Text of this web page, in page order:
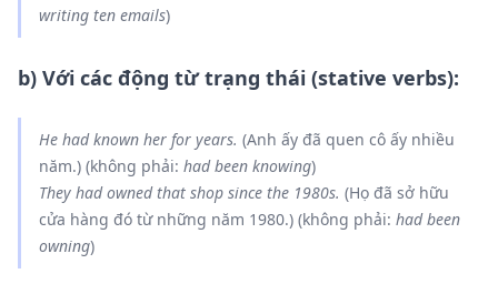
writing ten emails)
b) Với các động từ trạng thái (stative verbs):
He had known her for years. (Anh ấy đã quen cô ấy nhiều
năm.) (không phải: had been knowing)
They had ownedthat shop since the 1980s. (Họ đã sở hữu
cửa hàng đó từ những năm 1980.) (không phải: had been
owning)